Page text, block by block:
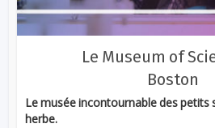
Le Museum of
Boston
Le musée incontournable des petits
herbe.